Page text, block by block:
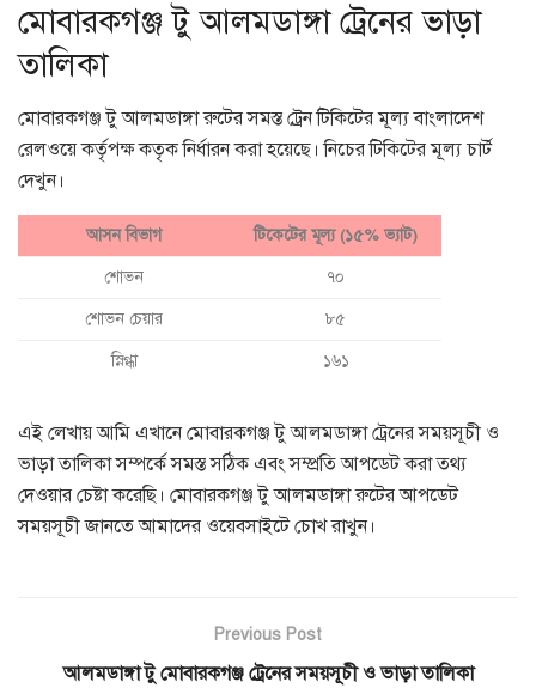
মোবারকগঞ্জ টু আলমডাঙ্গা ট্রেনের ভাড়া
তালিকা
মোবারকগঞ্জ টু আলমডাঙ্গা রুটের সমস্ত ট্রেন টিকিটের মূল্য বাংলাদেশ
রেলওয়ে কর্তৃপক্ষ কতৃক নির্ধারন করা হয়েছে। নিচের টিকিটের মূল্য চার্ট
দেখুন।
আসন বিভাগ টিকেটের মূল্য (১৫% ভ্যাট)
শোভন ৭০
শোভন চেয়ার ৮৫
স্নিগ্ধা ১৬১
এই লেখায় আমি এখানে মোবারকগঞ্জ টু আলমডাঙ্গা ট্রেনের সময়সূচী ও
ভাড়া তালিকা সম্পর্কে সমস্ত সঠিক এবং সম্প্রতি আপডেট করা তথ্য
দেওয়ার চেষ্টা করেছি। মোবারকগঞ্জ টু আলমডাঙ্গা রুটের আপডেট
সময়সূচী জানতে আমাদের ওয়েবসাইটে চোখ রাখুন।
Previous Post
আলমডাঙ্গা টু মোবারকগঞ্জ ট্রেনের সময়সূচী ও ভাড়া তালিকা